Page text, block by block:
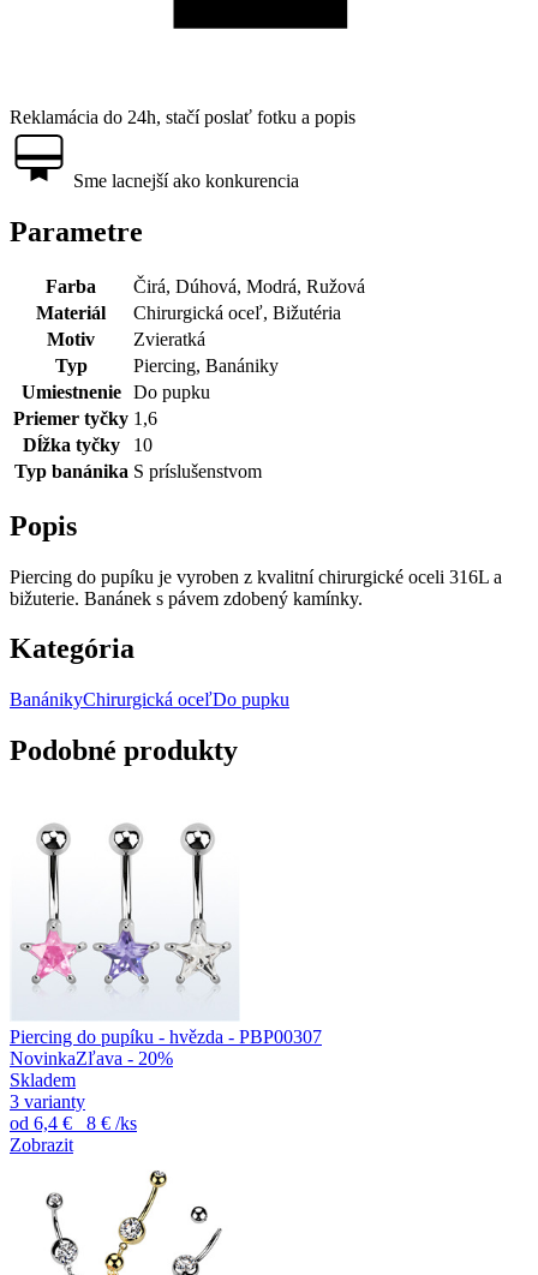
Reklamácia do 24h, stačí poslať fotku a popis
Sme lacnejší ako konkurencia
Parametre
Farba
Čirá, Dúhová, Modrá, Ružová
Materiál
Chirurgická oceľ, Bižutéria
Motiv
Zvieratká
Typ
Piercing, Banániky
Umiestnenie
Do pupku
Priemer tyčky 1,6
Dĺžka tyčky
10
Typ banánika S príslušenstvom
Popis
Piercing do pupíku je vyroben z kvalitní chirurgické oceli 316L a
bižuterie. Banánek s pávem zdobený kamínky.
Kategória
BanánikyChirurgická oceľDo pupku
Podobné produkty
Piercing do pupíku - hvězda - PBP00307
NovinkaZľava - 20%
Skladem
3 varianty
od 6,4 € 8 € /ks
Zobrazit